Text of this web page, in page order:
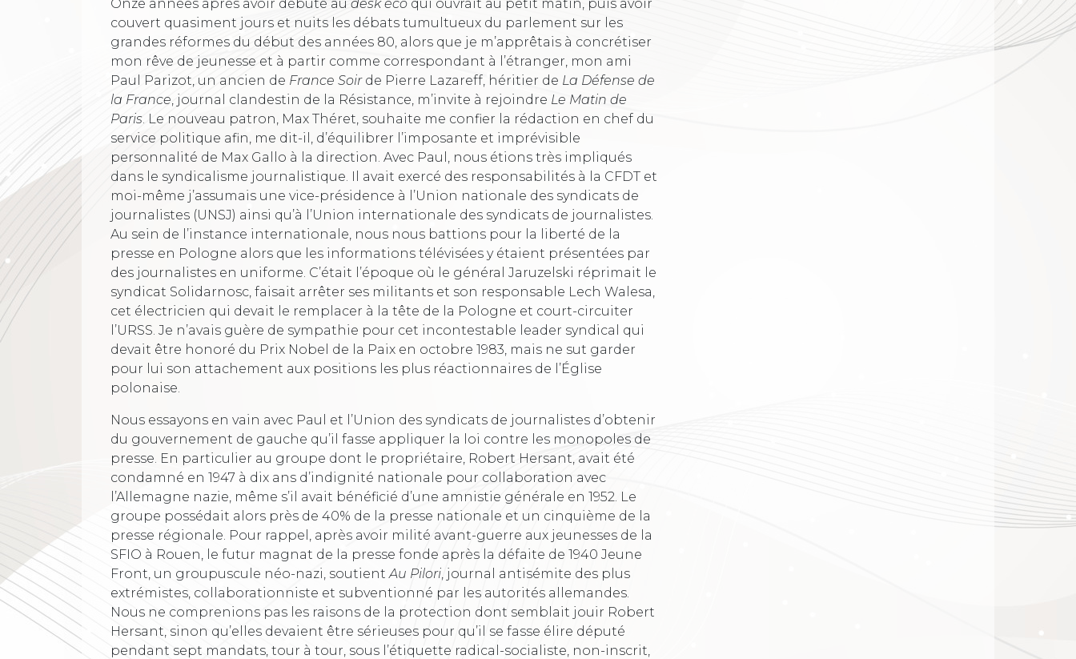
Onze années après avoir débuté au desk éco qui ouvrait au petit matin, puis avoir
couvert quasiment jours et nuits les débats tumultueux du parlement sur les
grandes réformes du début des années 80, alors que je m’apprêtais à concrétiser
mon rêve de jeunesse et à partir comme correspondant à l’étranger, mon ami
Paul Parizot, un ancien de France Soirde Pierre Lazareff, héritier de La Défense de
la France, journal clandestin de la Résistance, m’invite à rejoindre Le Matin de
Paris. Le nouveau patron, Max Théret, souhaite me confier la rédaction en chef du
service politique afin, me dit-il, d’équilibrer l’imposante et imprévisible
personnalité de Max Gallo à la direction. Avec Paul, nous étions très impliqués
dans le syndicalisme journalistique. Il avait exercé des responsabilités à la CFDT et
moi-même j’assumais une vice-présidence à l’Union nationale des syndicats de
journalistes (UNSJ) ainsi qu’à l’Union internationale des syndicats de journalistes.
Au sein de l’instance internationale, nous nous battions pour la liberté de la
presse en Pologne alors que les informations télévisées y étaient présentées par
des journalistes en uniforme. C’était l’époque où le général Jaruzelski réprimait le
syndicat Solidarnosc, faisait arrêter ses militants et son responsable Lech Walesa,
cet électricien qui devait le remplacer à la tête de la Pologne et court-circuiter
l’URSS. Je n’avais guère de sympathie pour cet incontestable leader syndical qui
devait être honoré du Prix Nobel de la Paix en octobre 1983, mais ne sut garder
pour lui son attachement aux positions les plus réactionnaires de l’Église
polonaise.
Nous essayons en vain avec Paul et l’Union des syndicats de journalistes d’obtenir
du gouvernement de gauche qu’il fasse appliquer la loi contre les monopoles de
presse. En particulier au groupe dont le propriétaire, Robert Hersant, avait été
condamné en 1947 à dix ans d’indignité nationale pour collaboration avec
l’Allemagne nazie, même s’il avait bénéficié d’une amnistie générale en 1952. Le
groupe possédait alors près de 40% de la presse nationale et un cinquième de la
presse régionale. Pour rappel, après avoir milité avant-guerre aux jeunesses de la
SFIO à Rouen, le futur magnat de la presse fonde après la défaite de 1940 Jeune
Front, un groupuscule néo-nazi, soutientAu Pilori, journal antisémite des plus
extrémistes, collaborationniste et subventionné par les autorités allemandes.
Nous ne comprenions pas les raisons de la protection dont semblait jouir Robert
Hersant, sinon qu’elles devaient être sérieuses pour qu’il se fasse élire député
pendant sept mandats, tour à tour, sous l’étiquette radical-socialiste, non-inscrit,